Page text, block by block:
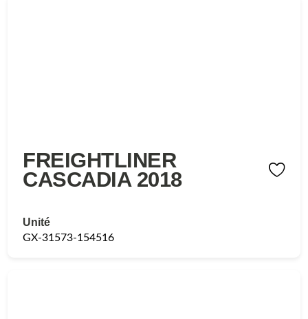
FREIGHTLINER
CASCADIA 2018
Unité
GX-31573-154516